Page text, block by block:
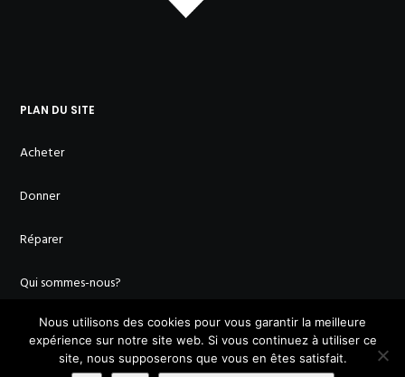
PLAN DU SITE
Acheter
Donner
Réparer
Qui sommes-nous?
Missions
Membres
Nous utilisons des cookies pour vous garantir la meilleure
expérience sur notre site web. Si vous continuez à utiliser ce
site, nous supposerons que vous en êtes satisfait.